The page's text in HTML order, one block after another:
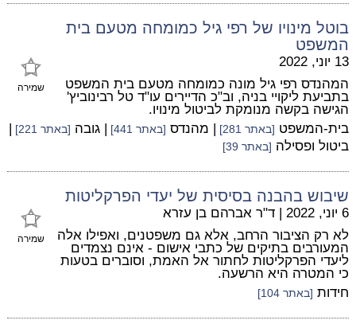
בוטל מינויו של רפי גיל כמומחה מטעם בית
המשפט
שמירה
13 יוני, 2022
המהנדס רפי גיל מונה כמומחה מטעם בית המשפט
בתביעת ליקויי בניה, וב"כ הדיירים עו"ד טל רבינוביץ'
הגישה בקשה מנומקת לביטול מינויו.
בית-המשפט [באתר 281] | מהנדס [באתר 441] | גובה [באתר 221]
|
ביטול ופסילה [באתר 39]
שיבוש בהבנה בסיסית של יעדי הפרקליטות
שמירה
6 יוני, 2022 | ד"ר אברהם בן עזרא
לא רק הציבור הרחב, אלא גם משפטנים, ואפילו אלה
המעורבים בתיקים של כתבי אישום - אינם נצמדים
ליעדי הפרקליטות לחתור אל האמת, וסוברים בטעות
כי המטרה היא הרשעה.
חידות [באתר 104]